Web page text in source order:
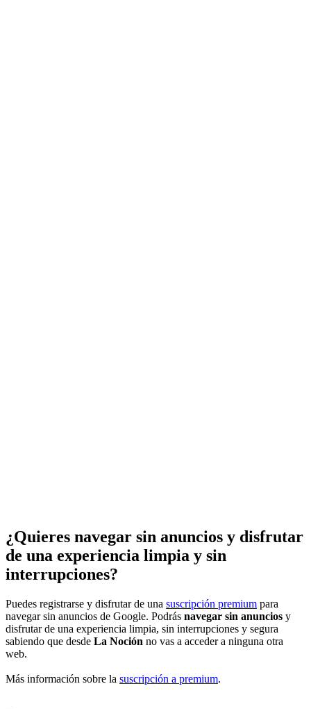
¿Quieres navegar sin anuncios y disfrutar
de una experiencia limpia y sin
interrupciones?
Puedes registrarse y disfrutar de una suscripción premium para
navegar sin anuncios de Google. Podrás navegar sin anuncios y
disfrutar de una experiencia limpia, sin interrupciones y segura
sabiendo que desde La Noción no vas a acceder a ninguna otra
web.
Más información sobre la suscripción a premium.